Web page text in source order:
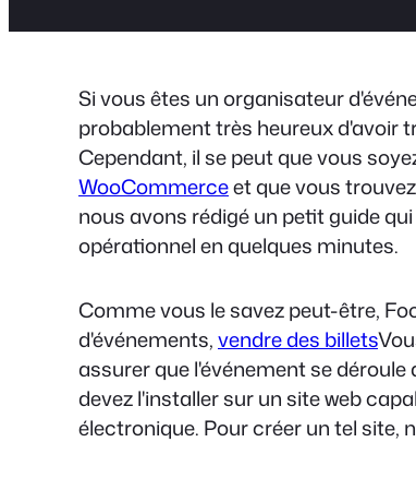
Si vous êtes un organisateur
probablement très heureux d'avoir
Cependant, il se peut que vous
WooCommerceet que vous
nous avons rédigé un petit guide
opérationnel en quelques minutes.
Comme vous le savez peut-être,
d'événements,vendre des billets
assurer que l'événement se
devez l'installer sur un site web
électronique. Pour créer un tel site,